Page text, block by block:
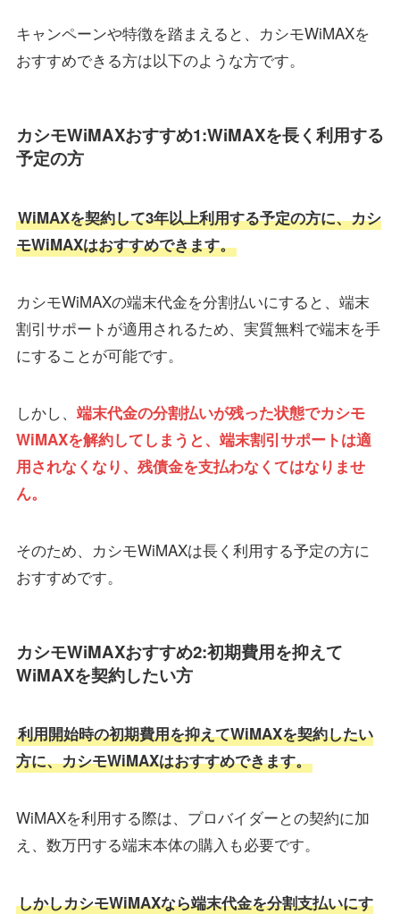
キャンペーンや特徴を踏まえると、カシモWiMAXを
おすすめできる方は以下のような方です。
カシモWiMAXおすすめ1:WiMAXを長く利用する
予定の方
WiMAXを契約して3年以上利用する予定の方に、カシ
モWiMAXはおすすめできます。
カシモWiMAXの端末代金を分割払いにすると、端末
割引サポートが適用されるため、実質無料で端末を手
にすることが可能です。
しかし、 端末代金の分割払いが残った状態でカシモ
WiMAXを解約してしまうと、端末割引サポートは適
用されなくなり、残債金を支払わなくてはなりませ
ん。
そのため、カシモWiMAXは長く利用する予定の方に
おすすめです。
カシモWiMAXおすすめ2:初期費用を抑えて
WiMAXを契約したい方
利用開始時の初期費用を抑えてWiMAXを契約したい
方に、カシモWiMAXはおすすめできます。
WiMAXを利用する際は、プロバイダーとの契約に加
え、数万円する端末本体の購入も必要です。
しかしカシモWiMAXなら端末代金を分割支払いにす